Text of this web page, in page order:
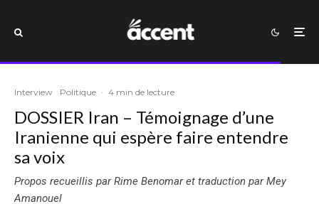
Interview Politique · 4 min de lecture
DOSSIER Iran – Témoignage d’une
Iranienne qui espère faire entendre
sa voix
Propos recueillis par Rime Benomar et traduction par Mey
Amanouel